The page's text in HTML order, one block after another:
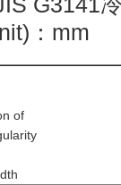
：mm
of